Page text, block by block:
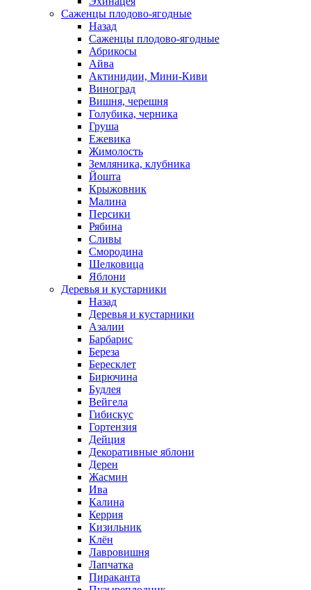
Саженцы плодово-ягодные
Назад
Саженцы плодово-ягодные
Абрикосы
Айва
Актинидии, Мини-Киви
Виноград
Вишня, черешня
Голубика, черника
Груша
Ежевика
Жимолость
Земляника, клубника
Йошта
Крыжовник
Малина
Персики
Рябина
Сливы
Смородина
Шелковица
Яблони
Деревья и кустарники
Назад
Деревья и кустарники
Азалии
Барбарис
Береза
Бересклет
Бирючина
Будлея
Вейгела
Гибискус
Гортензия
Дейция
Декоративные яблони
Дерен
Жасмин
Ива
Калина
Керрия
Кизильник
Клён
Лавровишня
Лапчатка
Пираканта